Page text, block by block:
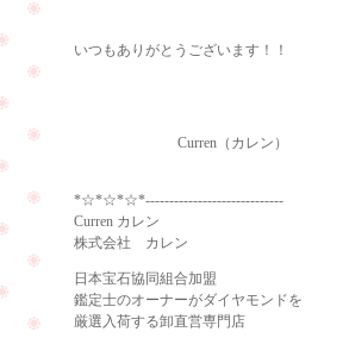
いつもありがとうございます！！
Curren（カレン）
*☆*☆*☆*-----------------------------
Curren カレン
株式会社 カレン
日本宝石協同組合加盟
鑑定士のオーナーがダイヤモンドを
厳選入荷する卸直営専門店